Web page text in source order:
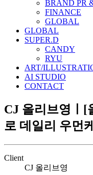
BRAND PR
FINANCE
GLOBAL
GLOBAL
SUPER.D
CANDY
RYU
ART/
AI STUDIO
CONTACT
CJ 올리브영ㅣ[
로 데일리 우먼
Client
CJ 올리브영